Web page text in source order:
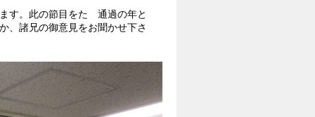
す。此の節目をたゞ通過の年と
、諸兄の御意見をお聞かせ下さ